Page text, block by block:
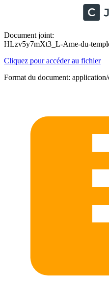
Document joint:
HLzv5y7mXt3_L-Ame-du-
Cliquez pour accéder au fichier
Format du document: application/